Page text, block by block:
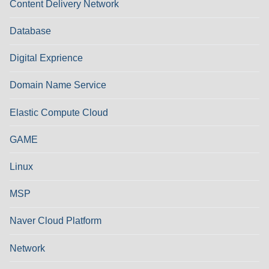
Content Delivery Network
Database
Digital Exprience
Domain Name Service
Elastic Compute Cloud
GAME
Linux
MSP
Naver Cloud Platform
Network